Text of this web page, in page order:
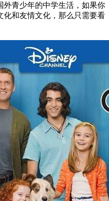
外青少年的中学生活，如果你
化和友情文化，那么只需要看